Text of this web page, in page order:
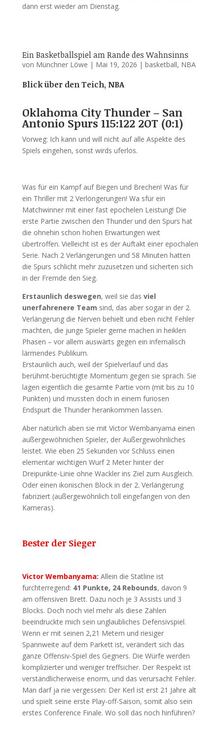
dann erst wieder am Dienstag.
Ein Basketballspiel am Rande des Wahnsinns
von Münchner Löwe | Mai 19, 2026 | basketball, NBA
Blick über den Teich, NBA
Oklahoma City Thunder – San
Antonio Spurs 115:122 2OT (0:1)
Vorweg: Ich kann und will nicht auf alle Aspekte des
Spiels eingehen, sonst wirds uferlos.
Was für ein Kampf auf Biegen und Brechen! Was für
ein Thriller mit 2 Verlöngerungen! Wa sfür ein
Matchwinner mit einer fast epochelen Leistung! Die
erste Partie zwischen den Thunder und den Spurs hat
die ohnehin schon hohen Erwartungen weit
übertroffen. Vielleicht ist es der Auftakt einer epochalen
Serie. Nach 2 Verlängerungen und 58 Minuten hatten
die Spurs schlicht mehr zuzusetzen und sicherten sich
in der Fremde den Sieg.
Erstaunlich deswegen, weil sie das viel
unerfahrenere Team sind, das aber sogar in der 2.
Verlängerung die Nerven behielt und eben nicht Fehler
machten, die junge Spieler gerne machen in heiklen
Phasen – vor allem auswärts gegen ein infernalisch
lärmendes Publikum.
Erstaunlich auch, weil der Spielverlauf und das
berühmt-berüchtigte Momentum gegen sie sprach. Sie
lagen eigentlich die gesamte Partie vorn (mit bis zu 10
Punkten) und mussten doch in einem furiosen
Endspurt die Thunder herankommen lassen.
Aber natürlich aben sie mit Victor Wembanyama einen
außergewöhnichen Spieler, der Außergewöhnliches
leistet. Wie eben 25 Sekunden vor Schluss einen
elementar wichtigen Wurf 2 Meter hinter der
Dreipunkte-Linie ohne Wackler ins Ziel zum Ausgleich.
Oder einen ikonischen Block in der 2. Verlängerung
fabriziert (außergewöhnlich toll eingefangen von den
Kameras).
Bester der Sieger
Victor Wembanyama: Allein die Statline ist
furchterregend: 41 Punkte, 24 Rebounds, davon 9
am offensiven Brett. Dazu noch je 3 Assists und 3
Blocks. Doch noch viel mehr als diese Zahlen
beeindruckte mich sein unglaubliches Defensivspiel.
Wenn er mit seinen 2,21 Metern und riesiger
Spannweite auf dem Parkett ist, verändert sich das
ganze Offensiv-Spiel des Gegners. Die Würfe werden
komplizierter und weniger treffsicher. Der Respekt ist
verständlicherweise enorm, und das verursacht Fehler.
Man darf ja nie vergessen: Der Kerl ist erst 21 Jahre alt
und spielt seine erste Play-off-Saison, somit also sein
erstes Conference Finale. Wo soll das noch hinführen?